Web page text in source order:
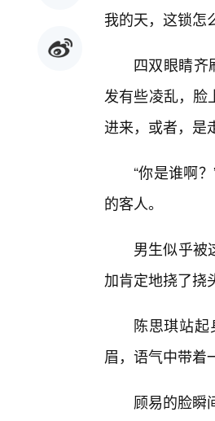
我的天，这锁
四双眼睛齐
发有些凌乱，脸
进来，或者，是
“你是谁啊
的客人。
男生似乎被
加肯定地挠了
陈思琪站起
眉，语气中带着
顾易的脸瞬